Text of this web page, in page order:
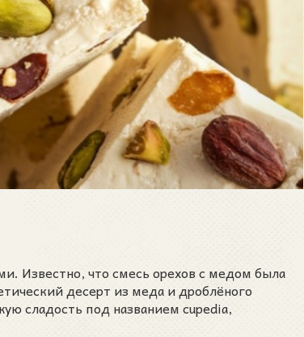
Известно, что смесь орехов с медом была
десерт из меда и дроблёного
сладость под названием cupedia,